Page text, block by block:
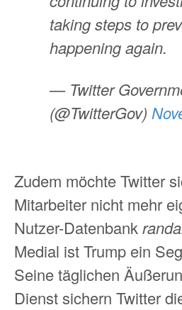
taking steps to
happening again.
— Twitter
(@TwitterGov)
Zudem möchte Twitter
Mitarbeiter nicht mehr
Nutzer-Datenbank
Medial ist Trump ein
Seine täglichen
Dienst sichern Twitter